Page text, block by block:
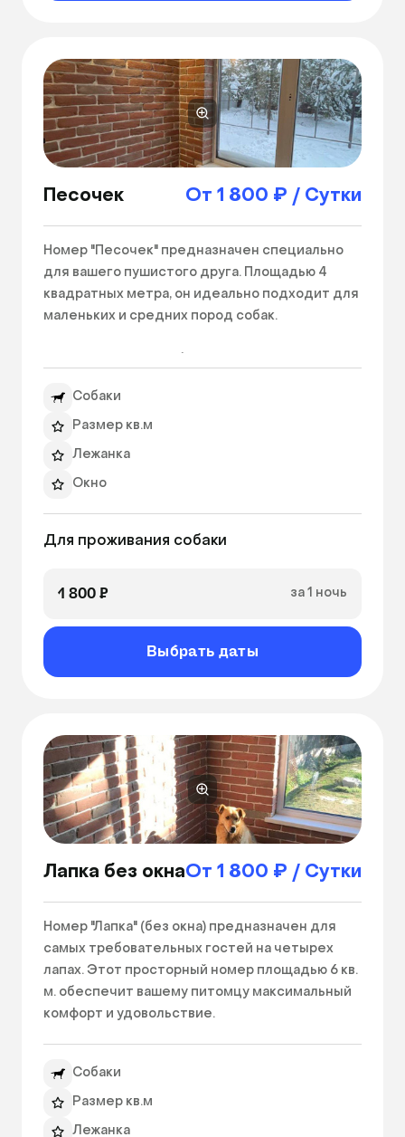
Песочек От 1 800 ₽ / Сутки
Номер "Песочек" предназначен специально
для вашего пушистого друга. Площадью 4
квадратных метра, он идеально подходит для
маленьких и средних пород собак.
любимца. Мягкая и уютная кровать с подушкой
и одеялом, позволит вашему питомцу
отдохнуть после дня полного игр и прогулок.
возможность вашему питомцу наблюдать за
происходящим за окном.
тариф.
Собаки
Размер кв.м
Лежанка
Окно
Ежедневный фото/видео отчет
Для проживания собаки
1 800 ₽ за 1 ночь
Выбрать даты
Лапка без окнаОт 1 800 ₽ / Сутки
Номер "Лапка" (без окна) предназначен для
самых требовательных гостей на четырех
лапах. Этот просторный номер площадью 6 кв.
м. обеспечит вашему питомцу максимальный
комфорт и удовольствие.
встретит атмосфера уюта и роскоши. Большие
окна обеспечат прекрасное естественное
освещение и панорамный вид на окружающий
Собаки
Размер кв.м
Лежанка